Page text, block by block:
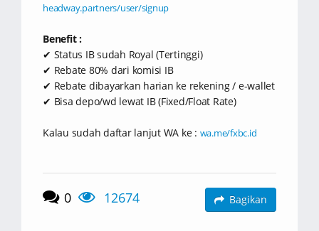
headway.partners/user/signup
Benefit :
✔ Status IB sudah Royal (Tertinggi)
✔ Rebate 80% dari komisi IB
✔ Rebate dibayarkan harian ke rekening / e-wallet
✔ Bisa depo/wd lewat IB (Fixed/Float Rate)
Kalau sudah daftar lanjut WA ke : wa.me/fxbc.id
0 12674 Bagikan